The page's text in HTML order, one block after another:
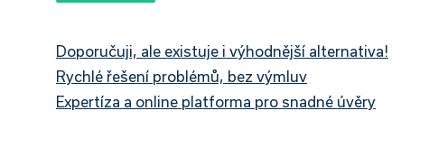
Doporučuji, ale existuje i výhodnější alternativa!
Rychlé řešení problémů, bez výmluv
Expertíza a online platforma pro snadné úvěry